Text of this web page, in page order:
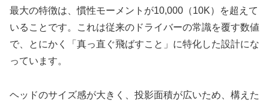
最大の特徴は、慣性モーメントが10,000（10K）を超えて
いることです。これは従来のドライバーの常識を覆す数値
で、とにかく「真っ直ぐ飛ばすこと」に特化した設計にな
っています。
ヘッドのサイズ感が大きく、投影面積が広いため、構えた